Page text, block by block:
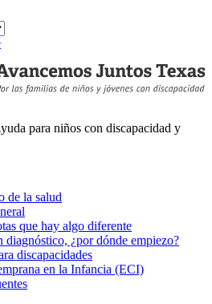
para niños con discapacidad y
de la salud
que hay algo diferente
¿por dónde empiezo?
discapacidades
en la Infancia (ECI)